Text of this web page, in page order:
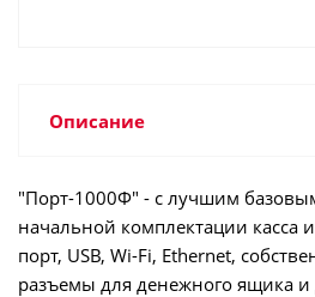
Описание
"Порт-1000Ф" - с лучшим
начальной комплектации касса
порт, USB, Wi-Fi, Ethernet,
разъемы для денежного ящика и